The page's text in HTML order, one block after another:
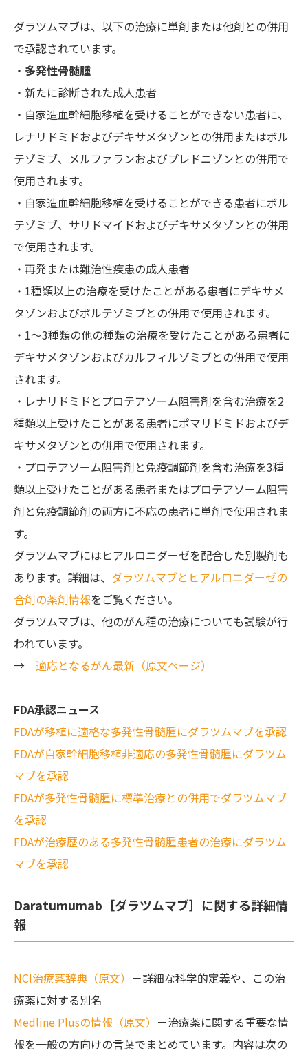
ダラツムマブは、以下の治療に単剤または他剤との併用
で承認されています。
・ 多発性骨髄腫
・新たに診断された成人患者
・自家造血幹細胞移植を受けることができない患者に、
レナリドミドおよびデキサメタゾンとの併用またはボル
テゾミブ、メルファランおよびプレドニゾンとの併用で
使用されます。
・自家造血幹細胞移植を受けることができる患者にボル
テゾミブ、サリドマイドおよびデキサメタゾンとの併用
で使用されます。
・再発または難治性疾患の成人患者
・1種類以上の治療を受けたことがある患者にデキサメ
タゾンおよびボルテゾミブとの併用で使用されます。
・1～3種類の他の種類の治療を受けたことがある患者に
デキサメタゾンおよびカルフィルゾミブとの併用で使用
されます。
・レナリドミドとプロテアソーム阻害剤を含む治療を2
種類以上受けたことがある患者にポマリドミドおよびデ
キサメタゾンとの併用で使用されます。
・プロテアソーム阻害剤と免疫調節剤を含む治療を3種
類以上受けたことがある患者またはプロテアソーム阻害
剤と免疫調節剤の両方に不応の患者に単剤で使用されま
す。
ダラツムマブにはヒアルロニダーゼを配合した別製剤も
あります。詳細は、 ダラツムマブとヒアルロニダーゼの
合剤の薬剤情報をご覧ください。
ダラツムマブは、他のがん種の治療についても試験が行
われています。
→ 適応となるがん最新（原文ページ）
FDA承認ニュース
FDAが移植に適格な多発性骨髄腫にダラツムマブを承認
FDAが自家幹細胞移植非適応の多発性骨髄腫にダラツム
マブを承認
FDAが多発性骨髄腫に標準治療との併用でダラツムマブ
を承認
FDAが治療歴のある多発性骨髄腫患者の治療にダラツム
マブを承認
Daratumumab［ダラツムマブ］に関する詳細情
報
NCI治療薬辞典（原文） －詳細な科学的定義や、この治
療薬に対する別名
Medline Plusの情報（原文） －治療薬に関する重要な情
報を一般の方向けの言葉でまとめています。内容は次の